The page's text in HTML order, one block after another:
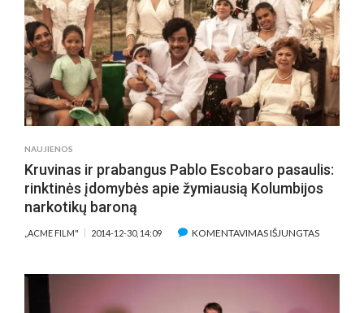
FILMŲ,
MATYTŲ
KINO
SALĖJE
2014
NAUJIENOS
Kruvinas ir prabangus Pablo Escobaro pasaulis:
rinktinės įdomybės apie žymiausią Kolumbijos
narkotikų baroną
„ACME FILM" 2014-12-30, 14:09 KOMENTAVIMAS IŠJUNGTASĮRAŠE